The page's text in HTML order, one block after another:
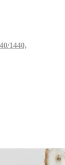
1440,